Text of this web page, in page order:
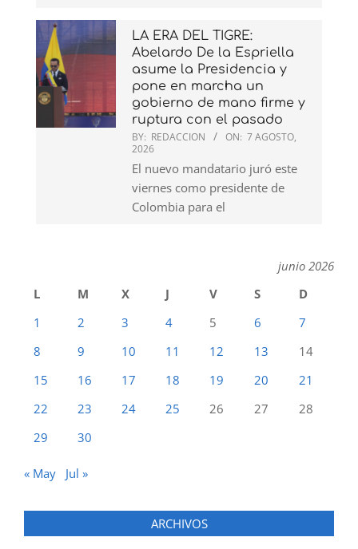
LA ERA DEL TIGRE:
Abelardo De la Espriella
asume la Presidencia y
pone en marcha un
gobierno de mano firme y
ruptura con el pasado
BY: REDACCION ON: 7 AGOSTO,
2026
El nuevo mandatario juró este
viernes como presidente de
Colombia para el
junio 2026
L
M X J V S
D
1
2 3 4 5 6
7
8
9 10 11 12 13
14
15
16 17 18 19 20
21
22
23 24 25 26 27
28
29
30
« May Jul »
ARCHIVOS